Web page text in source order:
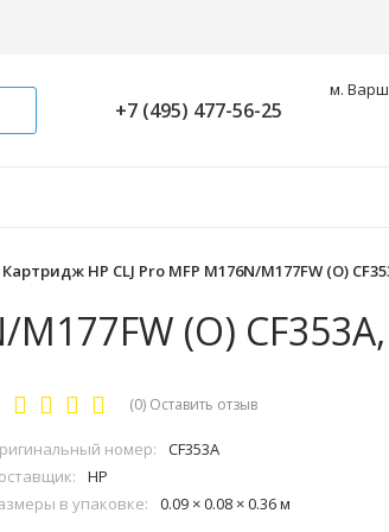
+7 (495) 477-56-25
м.
Картридж HP CLJ Pro MFP M176N/M177FW (O)
(O)
(0) Оставить отзыв
номер:
CF353A
HP
в упаковке:
0.09 × 0.08 × 0.36 м